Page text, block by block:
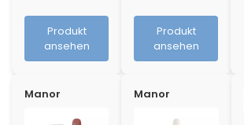
Produkt
ansehen
Produkt
ansehen
Manor Manor